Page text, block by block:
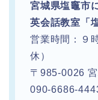
宮城県塩竈市
英会話教室「
営業時間：９
休）
〒985-0026
090-6686-